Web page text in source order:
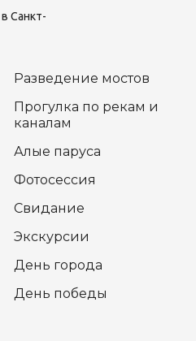
Санкт-
Разведение мостов
Прогулка по рекам и
каналам
Алые паруса
Фотосессия
Свидание
Экскурсии
День города
День победы